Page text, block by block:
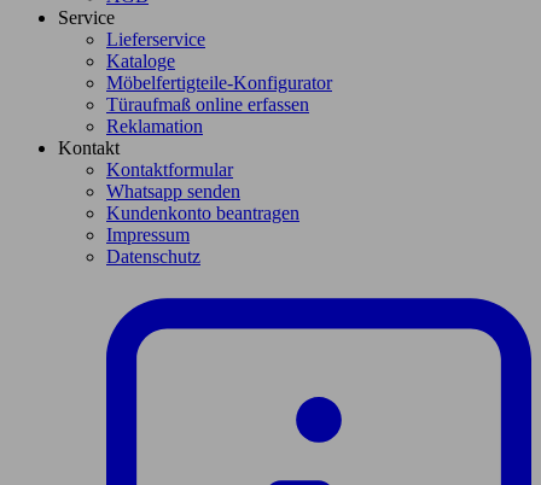
Service
Lieferservice
Kataloge
Möbelfertigteile-Konfigurator
Türaufmaß online erfassen
Reklamation
Kontakt
Kontaktformular
Whatsapp senden
Kundenkonto beantragen
Impressum
Datenschutz